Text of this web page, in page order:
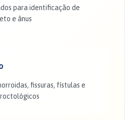
para identificação de
e ânus
fissuras, fístulas e